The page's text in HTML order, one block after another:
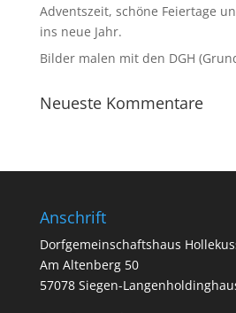
Adventszeit, schöne Feiertage
ins neue Jahr.
Bilder malen mit den DGH
Neueste Kommentare
Anschrift
Dorfgemeinschaftshaus
Am Altenberg 50
57078 Siegen-